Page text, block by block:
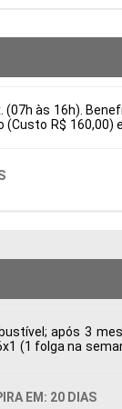
(07h às 16h).
R$
Acadêmica:
após 3
(1 folga na
EM: 20 DIAS